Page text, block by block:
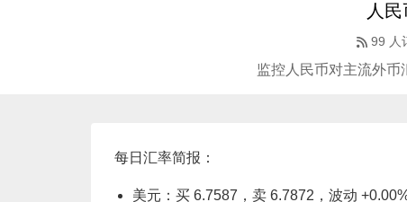
人
99 人
监控人民币对主流外币
每日汇率简报：
美元：买 6.7587，卖 6.7872，波动